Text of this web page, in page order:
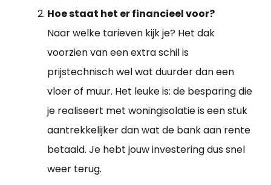
Hoe staat het er financieel voor?
Naar welke tarieven kijk je? Het dak
voorzien van een extra schil is
prijstechnisch wel wat duurder dan een
vloer of muur. Het leuke is: de besparing die
je realiseert met woningisolatie is een stuk
aantrekkelijker dan wat de bank aan rente
betaald. Je hebt jouw investering dus snel
weer terug.